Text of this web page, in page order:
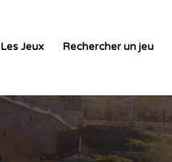
Les Jeux Rechercher un jeu